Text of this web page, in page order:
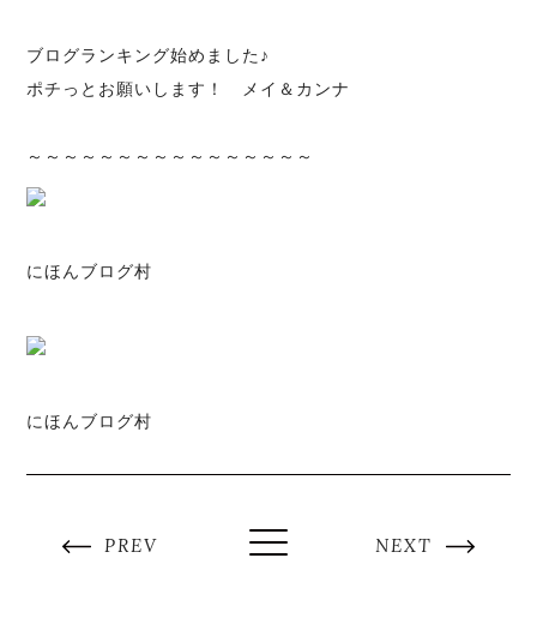
ブログランキング始めました♪
ポチっとお願いします！ メイ＆カンナ
～～～～～～～～～～～～～～～～
にほんブログ村
にほんブログ村
PREV NEXT